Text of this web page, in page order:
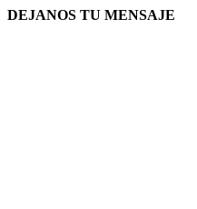
DEJANOS TU MENSAJE